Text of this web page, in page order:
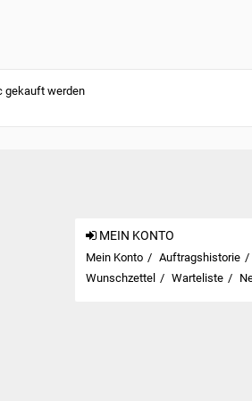
gekauft werden
MEIN KONTO
Mein Konto
Auftragshistorie
Wunschzettel
Warteliste